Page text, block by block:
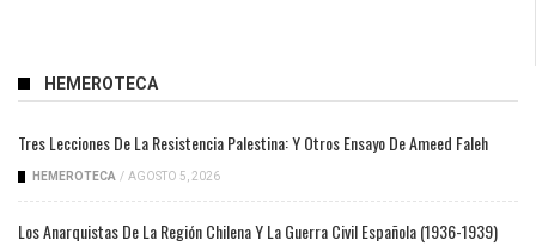
HEMEROTECA
Tres Lecciones De La Resistencia Palestina: Y Otros Ensayo De Ameed Faleh
HEMEROTECA / AGOSTO 5, 2026
Los Anarquistas De La Región Chilena Y La Guerra Civil Española (1936-1939)